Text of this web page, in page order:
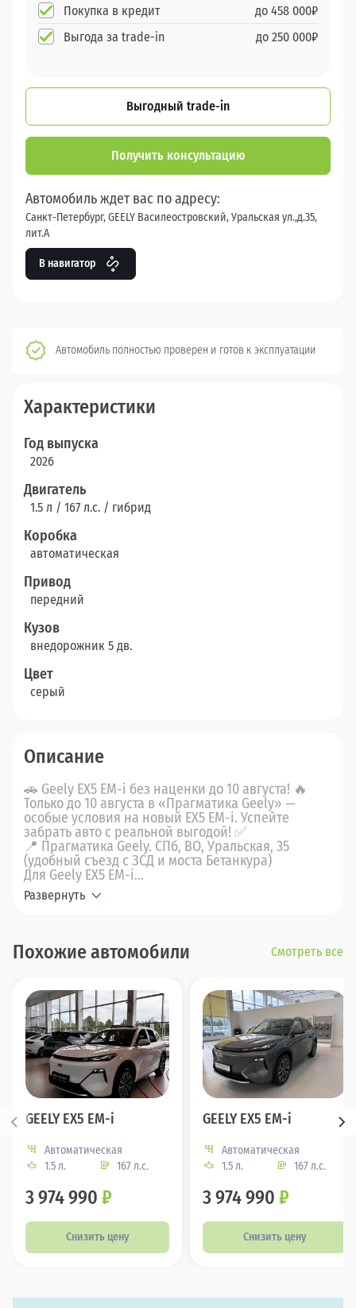
Покупка в кредит
до 458 000₽
Выгода за trade-in
до 250 000₽
Выгодный trade-in
Получить консультацию
Автомобиль ждет вас по адресу:
Санкт-Петербург, GEELY Василеостровский, Уральская ул.,д.35,
лит.А
В навигатор
Автомобиль полностью проверен и готов к эксплуатации
Характеристики
Год выпуска
2026
Двигатель
1.5 л / 167 л.c. / гибрид
Коробка
автоматическая
Привод
передний
Кузов
внедорожник 5 дв.
Цвет
серый
Описание
🚗 Geely EX5 EM-i без наценки до 10 августа! 🔥
Только до 10 августа в «Прагматика Geely» —
особые условия на новый EX5 EM-i. Успейте
забрать авто с реальной выгодой! ✅
📍 Прагматика Geely. СПб, ВО, Уральская, 35
(удобный съезд с ЗСД и моста Бетанкура)
Для Geely ЕХ5 EМ-i...
Развернуть
Похожие автомобили Смотреть все
GEELY EX5 EM-i
Автоматическая
1.5 л.
167 л.с.
3 974 990 ₽
Снизить цену
GEELY EX5 EM-i
Автоматическая
1.5 л.
167 л.с.
3 974 990 ₽
Снизить цену